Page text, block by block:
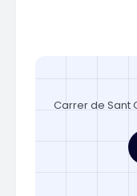
Carrer de Sant